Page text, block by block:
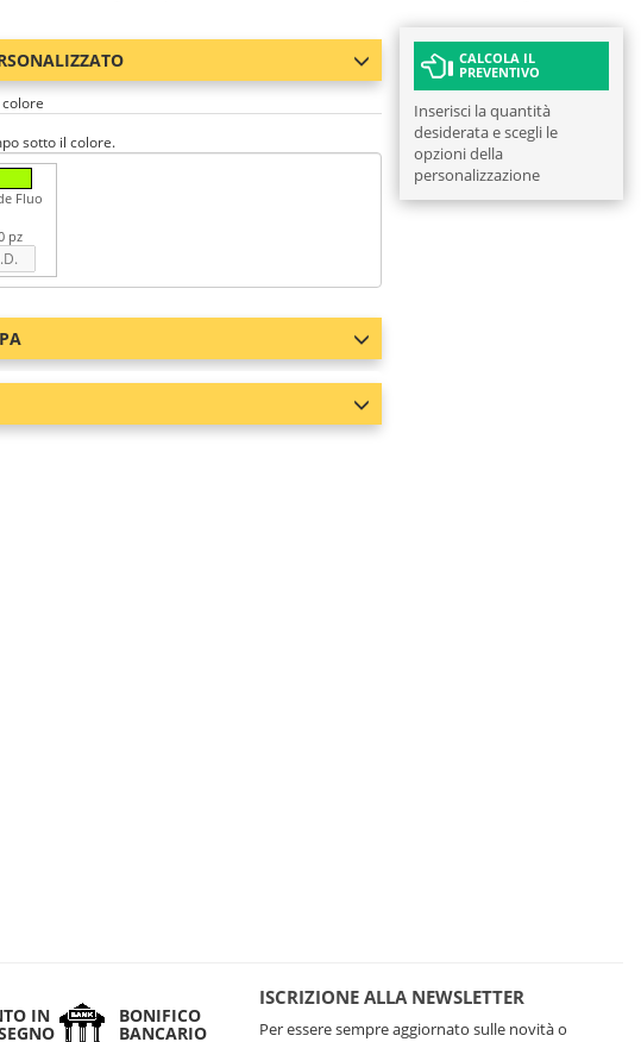
sotto il colore.
Fluo
pz
CALCOLA IL
PREVENTIVO
Inserisci la quantità
desiderata e scegli le
opzioni della
personalizzazione
IN BONIFICO
BANCARIO
ISCRIZIONE ALLA NEWSLETTER
Per essere sempre aggiornato sulle novità o